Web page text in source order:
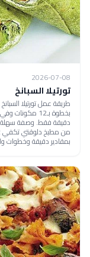
2026-07-08
تورتيلا السبانخ
طريقة عمل تورتيلا
دقيقة فقط. وصفة سهلة
بمقادير دقيقة وخطوات